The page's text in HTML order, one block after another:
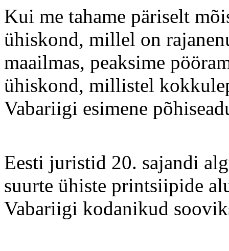
Kui me tahame päriselt
ühiskond, millel on
maailmas, peaksime
ühiskond, millistel
Vabariigi esimene
Eesti juristid 20. sajandi
suurte ühiste printsiipide
Vabariigi kodanikud